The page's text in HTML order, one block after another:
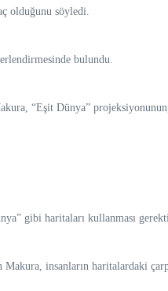
olduğunu söyledi.
bulundu.
“Eşit Dünya”
gibi haritaları kullanması
insanların haritalardaki